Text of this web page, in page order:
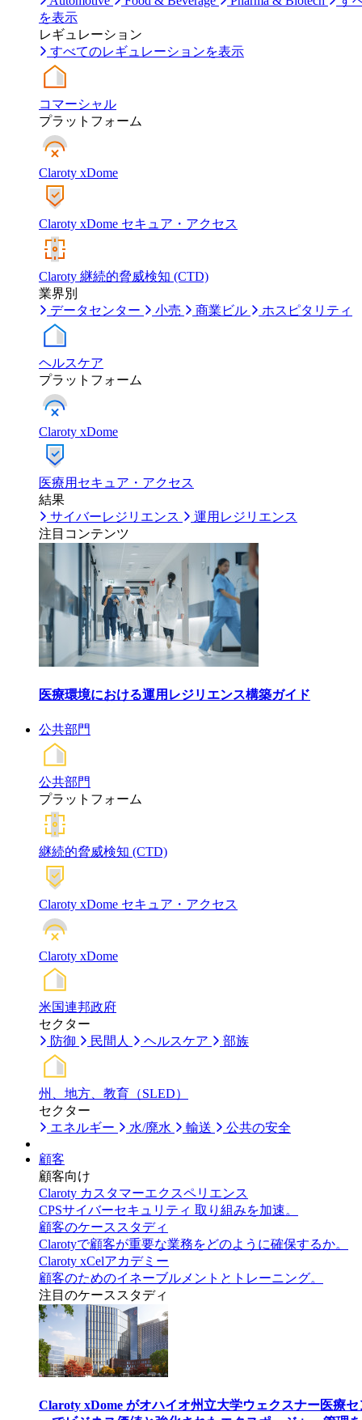
を表示
レギュレーション
すべてのレギュレーションを表示
コマーシャル
プラットフォーム
Claroty xDome
Claroty xDome セキュア・アクセス
Claroty 継続的脅威検知 (CTD)
業界別
データセンター
小売 商業ビル ホスピタリティ
ヘルスケア
プラットフォーム
Claroty xDome
医療用セキュア・アクセス
結果
サイバーレジリエンス
運用レジリエンス
注目コンテンツ
医療環境における運用レジリエンス構築ガイド
公共部門
公共部門
プラットフォーム
継続的脅威検知 (CTD)
Claroty xDome セキュア・アクセス
Claroty xDome
米国連邦政府
セクター
防御
民間人 ヘルスケア 部族
州、地方、教育（SLED）
セクター
エネルギー
水/廃水 輸送 公共の安全
顧客
顧客向け
Claroty カスタマーエクスペリエンス
CPSサイバーセキュリティ 取り組みを加速。
顧客のケーススタディ
Clarotyで顧客が重要な業務をどのように確保するか。
Claroty xCelアカデミー
顧客のためのイネーブルメントとトレーニング。
注目のケーススタディ
Claroty xDome がオハイオ州立大学ウェクスナー医療セ